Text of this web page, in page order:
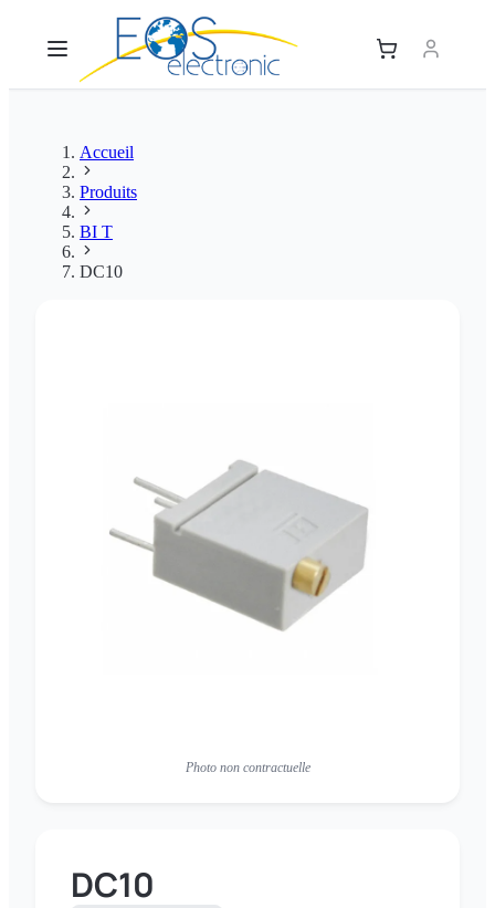
Accueil
Produits
BI T
DC10
Photo non contractuelle
DC10